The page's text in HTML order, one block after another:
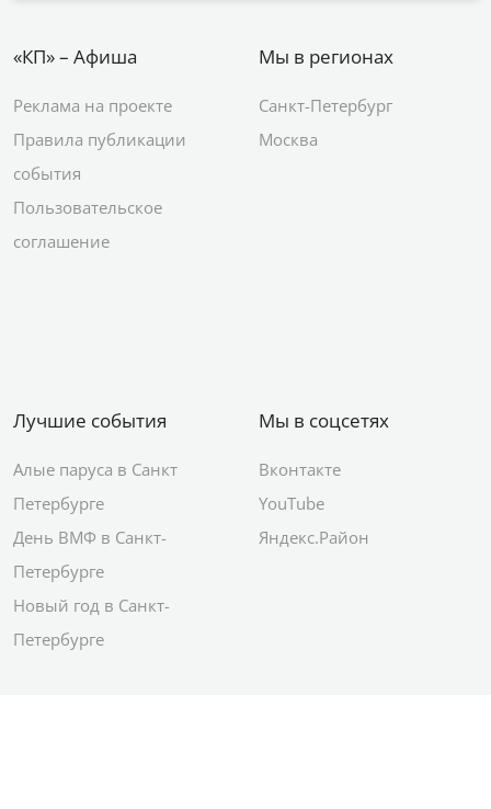
«КП» – Афиша
Реклама на проекте
Правила публикации
события
Пользовательское
соглашение
Мы в регионах
Санкт-Петербург
Москва
Лучшие события
Алые паруса в Санкт
Петербурге
День ВМФ в Санкт-
Петербурге
Новый год в Санкт-
Петербурге
Мы в соцсетях
Вконтакте
YouTube
Яндекс.Район